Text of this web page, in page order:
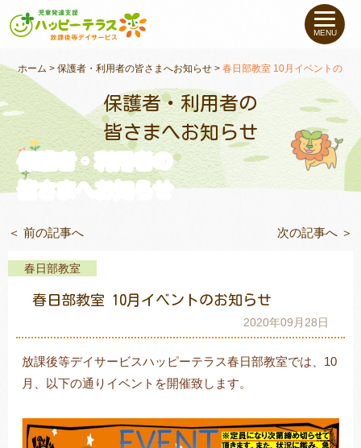
私たちについて
未就学のお子さま（０〜６才）
小学生〜高校生の お子さま
支援事例
教室一覧
トレキング DIDIM
MENU
ホーム >保護者・利用者の皆さまへお知らせ >春日部教室 10月イベントのお
保護者・利用者の
皆さまへお知らせ
保護者・利用者の
皆さまへお知らせ
＜ 前の記事へ 次の記事へ ＞
春日部教室
春日部教室 10月イベントのお知らせ
2020年09月28日
放課後等デイサービスハッピーテラス春日部教室では、10
月、以下の通りイベントを開催致します。